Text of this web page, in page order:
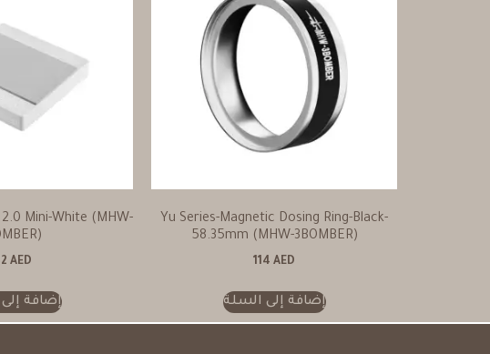
Yu Series-Magnetic Dosing Ring-Black-
58.35mm (MHW-3BOMBER)
114 AED
إضافة إلى السلة
Mini-White (MHW-
AED
إضافة